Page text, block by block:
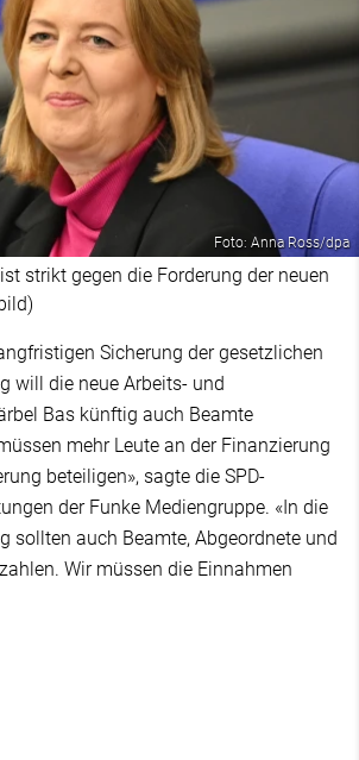
Foto: Anna Ross/dpa
strikt gegen die Forderung der neuen
Sicherung der gesetzlichen
will die neue Arbeits- und
Bas künftig auch Beamte
mehr Leute an der Finanzierung
beteiligen», sagte die SPD-
der Funke Mediengruppe. «In die
sollten auch Beamte, Abgeordnete und
Wir müssen die Einnahmen